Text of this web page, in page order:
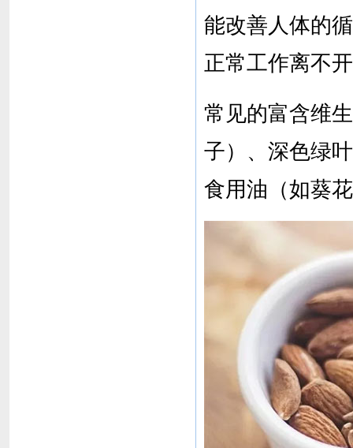
能改善人体的
正常工作离不
常见的富含维
子）、深色绿
食用油（如葵